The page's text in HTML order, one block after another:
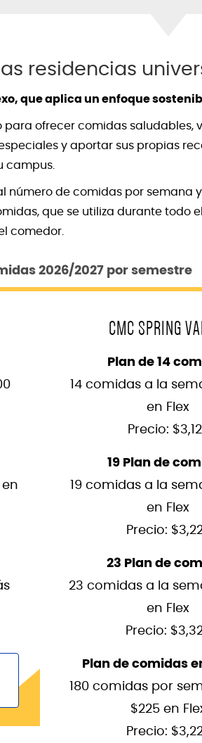
residencias
que aplica un enfoque
para ofrecer comidas
y aportar sus propias
campus.
al número de comidas por
que se utiliza durante todo
comedor.
2026/2027 por semestre
en
CMC SPRING
Plan de 14
14 comidas a la
en Flex
Precio:
19 Plan de
19 comidas a la
en Flex
Precio:
23 Plan de
23 comidas a la
en Flex
Precio:
Plan de comidas
180 comidas por
$225 en
Precio: